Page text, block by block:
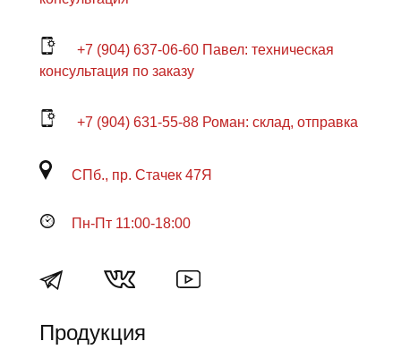
+7 (904) 637-06-60 Павел: техническая
консультация по заказу
+7 (904) 631-55-88 Роман: склад, отправка
СПб., пр. Стачек 47Я
Пн-Пт 11:00-18:00
Продукция